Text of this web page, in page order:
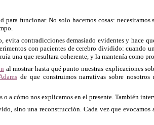
funcionar. No solo hacemos cosas:
contradicciones demasiado evidentes y hace
con pacientes de cerebro dividido: cuando
una que resultara coherente, y la mantenía como
al mostrar hasta qué punto nuestras explicaciones
de que construimos narrativas sobre
a cómo nos explicamos en el presente. También
sino una reconstrucción. Cada vez que